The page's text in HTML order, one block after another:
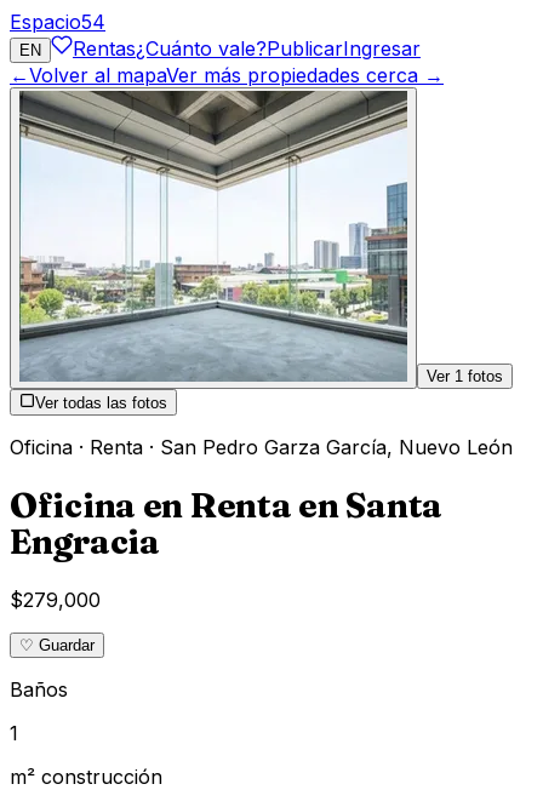
Espacio54
EN Rentas¿Cuánto vale?PublicarIngresar
←Volver al mapaVer más propiedades cerca →
Ver 1 fotos
Ver todas las fotos
Oficina · Renta · San Pedro Garza García, Nuevo León
Oficina en Renta en Santa
Engracia
$279,000
♡ Guardar
Baños
1
m² construcción